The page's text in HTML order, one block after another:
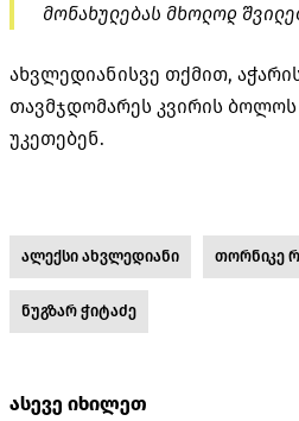
მონახულებას მხოლოდ
ახვლედიანისვე თქმით,
თავმჯდომარეს კვირის
უკეთებენ.
ალექსი ახვლედიანი თორნიკე
ნუგზარ ჭიტაძე
ასევე იხილეთ